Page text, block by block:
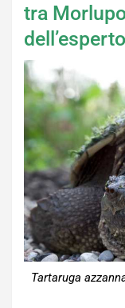
tra
Tartaruga